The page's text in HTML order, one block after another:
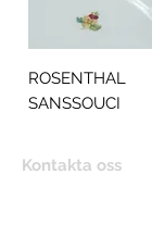
ROSENTHAL
SANSSOUCI
Kontakta oss